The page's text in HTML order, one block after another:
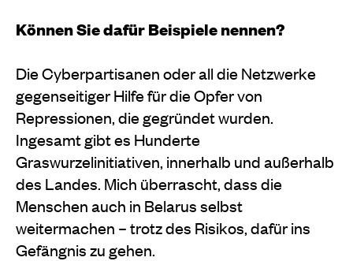
Können Sie dafür Beispiele nennen?
Die Cyberpartisanen oder all die Netzwerke
gegenseitiger Hilfe für die Opfer von
Repressionen, die gegründet wurden.
Ingesamt gibt es Hunderte
Graswurzelinitiativen, innerhalb und außerhalb
des Landes. Mich überrascht, dass die
Menschen auch in Belarus selbst
weitermachen – trotz des Risikos, dafür ins
Gefängnis zu gehen.